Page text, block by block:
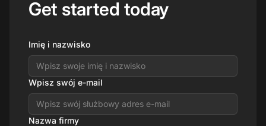
Get started today
Imię i nazwisko
Wpisz swój e-mail
Nazwa firmy